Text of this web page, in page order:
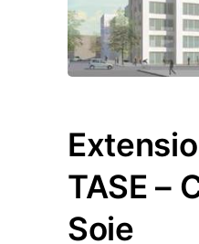
TASE –
Soie